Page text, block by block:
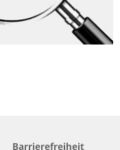
Barrierefreiheit